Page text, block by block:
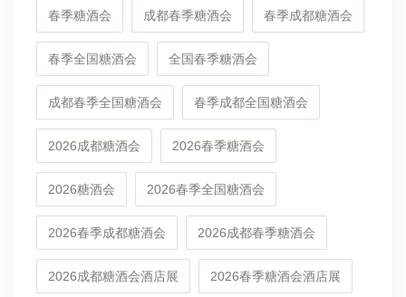
春季糖酒会 成都春季糖酒会 春季成都糖酒会
春季全国糖酒会 全国春季糖酒会
成都春季全国糖酒会 春季成都全国糖酒会
2026成都糖酒会 2026春季糖酒会
2026糖酒会 2026春季全国糖酒会
2026春季成都糖酒会 2026成都春季糖酒会
2026成都糖酒会酒店展 2026春季糖酒会酒店展